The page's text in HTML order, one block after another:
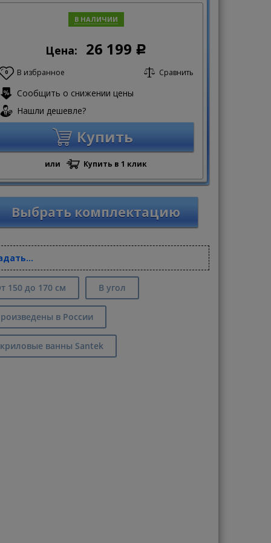
В НАЛИЧИИ
Цена: 26 199 Р
0 В избранное Сравнить
Сообщить о снижении цены
Нашли дешевле?
Купить
или Купить в 1 клик
Выбрать комплектацию
150 до 170 см В угол
в России
ванны Santek